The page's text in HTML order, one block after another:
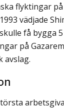
flyktingar
vädjade
få bygga
på
avslag.